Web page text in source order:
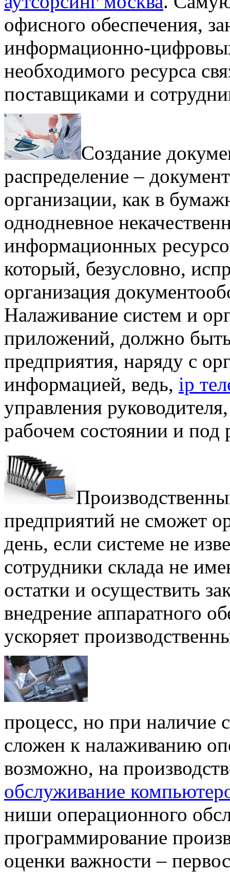
офисного обеспечения,
информационно-
необходимого ресурса
поставщиками и
Создание
распределение –
организации, как в
однодневное
информационных
который, безусловно,
организация
Налаживание систем и
приложений, должно
предприятия, наряду с
информацией, ведь, ip
управления
рабочем состоянии и под
предприятий не сможет
день, если системе не
сотрудники склада не
остатки и осуществить
внедрение аппаратного
ускоряет
процесс, но при наличие
сложен к налаживанию
возможно, на
обслуживание
ниши операционного
программирование
оценки важности –